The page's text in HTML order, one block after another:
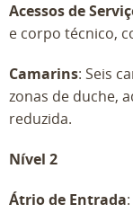
Acessos de
e corpo técnico,
Camarins: Seis
zonas de duche,
reduzida.
Nível 2
Átrio de Entrada